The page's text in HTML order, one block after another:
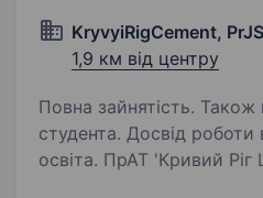
KryvyiRigCement,
1,9 км від центру
Повна зайнятість. Також
студента. Досвід роботи
освіта. ПрАТ 'Кривий Ріг Цемент' — лідер